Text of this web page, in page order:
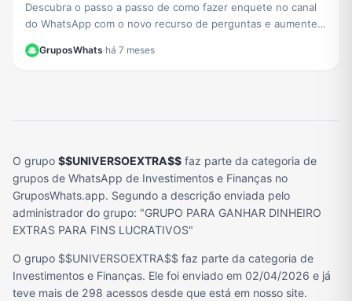
Descubra o passo a passo de como fazer enquete no canal
do WhatsApp com o novo recurso de perguntas e aumente a
GruposWhats·há 7 meses
O grupo $$UNIVERSOEXTRA$$ faz parte da categoria de
grupos de WhatsApp de Investimentos e Finanças no
GruposWhats.app. Segundo a descrição enviada pelo
administrador do grupo: "GRUPO PARA GANHAR DINHEIRO
EXTRAS PARA FINS LUCRATIVOS"
O grupo $$UNIVERSOEXTRA$$ faz parte da categoria de
Investimentos e Finanças. Ele foi enviado em 02/04/2026 e já
teve mais de 298 acessos desde que está em nosso site.